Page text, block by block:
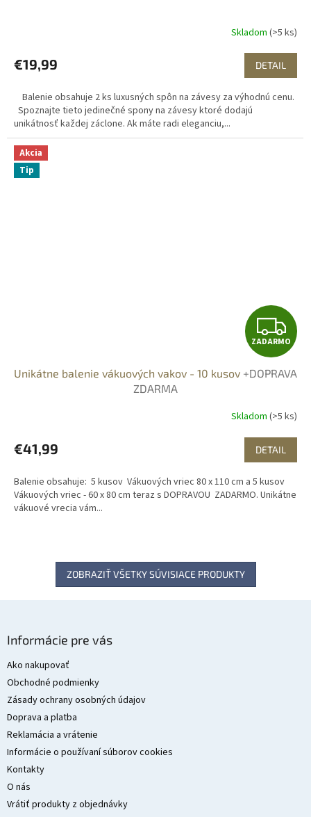
Skladom (>5 ks)
€19,99 DETAIL
Balenie obsahuje 2 ks luxusných spôn na závesy za výhodnú cenu.
Spoznajte tieto jedinečné spony na závesy ktoré dodajú
unikátnosť každej záclone. Ak máte radi eleganciu,...
Akcia
Tip
Z
A
D
A
R
M
O
ZADARMO
Unikátne balenie vákuových vakov - 10 kusov +DOPRAVA
ZDARMA
Skladom (>5 ks)
€41,99 DETAIL
Balenie obsahuje: 5 kusov Vákuových vriec 80 x 110 cm a 5 kusov
Vákuových vriec - 60 x 80 cm teraz s DOPRAVOU ZADARMO. Unikátne
vákuové vrecia vám...
ZOBRAZIŤ VŠETKY SÚVISIACE PRODUKTY
Informácie pre vás
Ako nakupovať
Obchodné podmienky
Zásady ochrany osobných údajov
Doprava a platba
Reklamácia a vrátenie
Informácie o používaní súborov cookies
Kontakty
O nás
Vrátiť produkty z objednávky